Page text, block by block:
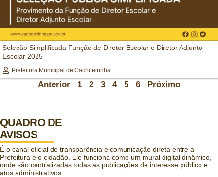
Seleção Simplificada Função de Diretor Escolar e Diretor Adjunto
Escolar 2025
Prefeitura Municipal de Cachoeirinha
Anterior 1 2 3 4 5 6 Próximo
QUADRO DE
AVISOS
É o canal oficial de transparência e comunicação direta entre a
Prefeitura e o cidadão. Ele funciona como um mural digital dinâmico,
onde são centralizadas todas as publicações de interesse público e
atos administrativos.